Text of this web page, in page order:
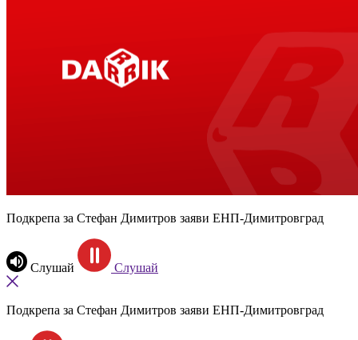
Подкрепа за Стефан Димитров заяви ЕНП-Димитровград
Слушай Слушай
Подкрепа за Стефан Димитров заяви ЕНП-Димитровград